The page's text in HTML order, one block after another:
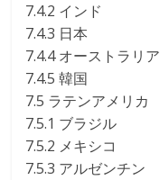
7.4.2 インド
7.4.3 日本
7.4.4 オーストラリア
7.4.5 韓国
7.5 ラテンアメリカ
7.5.1 ブラジル
7.5.2 メキシコ
7.5.3 アルゼンチン